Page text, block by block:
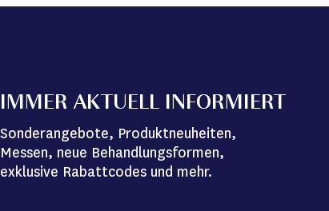
IMMER AKTUELL INFORMIERT
Sonderangebote, Produktneuheiten,
Messen, neue Behandlungsformen,
exklusive Rabattcodes und mehr.